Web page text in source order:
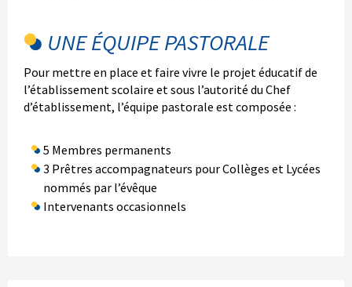
UNE ÉQUIPE PASTORALE
Pour mettre en place et faire vivre le projet éducatif de
l’établissement scolaire et sous l’autorité du Chef
d’établissement, l’équipe pastorale est composée :
5 Membres permanents
3 Prêtres accompagnateurs pour Collèges et Lycées
nommés par l’évêque
Intervenants occasionnels